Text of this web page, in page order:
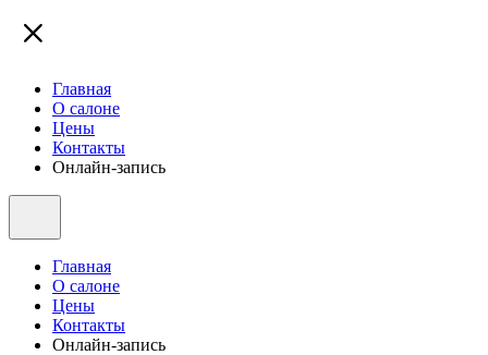
Главная
О салоне
Цены
Контакты
Онлайн-запись
Главная
О салоне
Цены
Контакты
Онлайн-запись